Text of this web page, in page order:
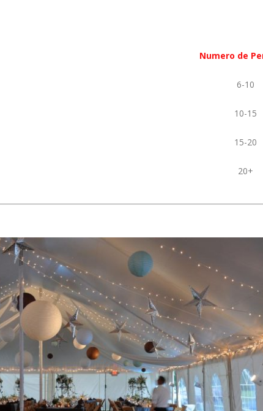
Numero de
6-10
10-15
15-20
20+